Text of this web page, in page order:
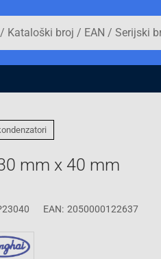
mm x 40 mm
EAN: 2050000122637